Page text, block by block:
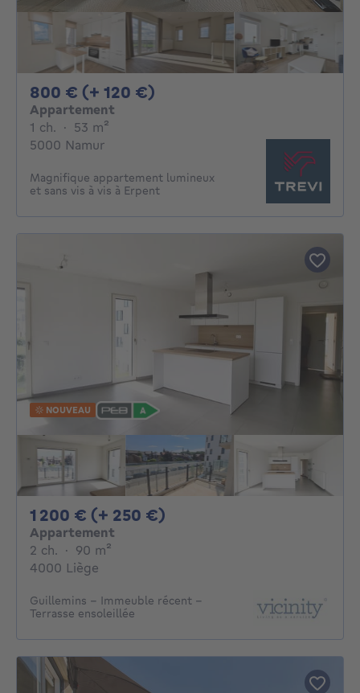
800 € (+ 120 €)
Appartement
1 ch. 1 chambre
· 53 m²
5000 Namur
Magnifique appartement lumineux
et sans vis à vis à Erpent
NOUVEAU
1 200 € (+ 250 €)
Appartement
2 ch. 2 chambres
· 90 m²
4000 Liège
Guillemins - Immeuble récent -
Terrasse ensoleillée